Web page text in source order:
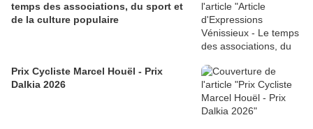
temps des associations, du sport et
de la culture populaire
Prix Cycliste Marcel Houël - Prix
Dalkia 2026